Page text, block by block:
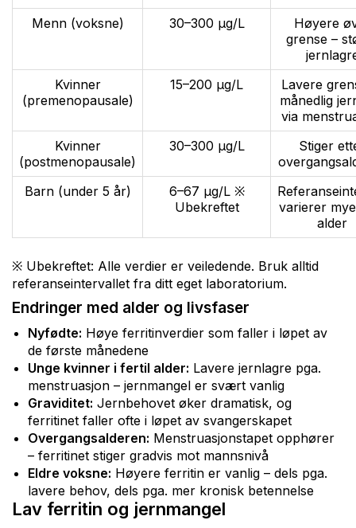
Menn (voksne)
30–300 µg/L
Høyere
grense –
Kvinner
(premenopausale)
15–200 µg/L
Lavere
månedlig
via
Kvinner
(postmenopausale)
30–300 µg/L
Stiger
Barn (under 5 år)
6–67 µg/L ※
Ubekreftet
varierer
alder
※ Ubekreftet: Alle verdier er veiledende. Bruk alltid
referanseintervallet fra ditt eget laboratorium.
Endringer med alder og livsfaser
Nyfødte: Høye ferritinverdier som faller i løpet av
de første månedene
Unge kvinner i fertil alder: Lavere jernlagre pga.
menstruasjon – jernmangel er svært vanlig
Graviditet: Jernbehovet øker dramatisk, og
ferritinet faller ofte i løpet av svangerskapet
Overgangsalderen: Menstruasjonstapet opphører
– ferritinet stiger gradvis mot mannsnivå
Eldre voksne: Høyere ferritin er vanlig – dels pga.
lavere behov, dels pga. mer kronisk betennelse
Lav ferritin og jernmangel